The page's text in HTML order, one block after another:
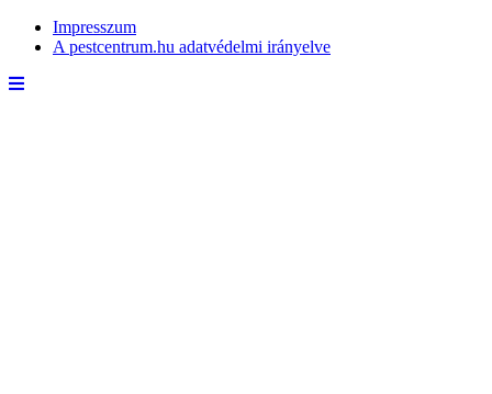
Impresszum
A pestcentrum.hu adatvédelmi irányelve